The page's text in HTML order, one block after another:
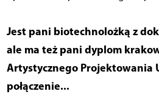
Jest pani biotechnolożką z
ale ma też pani dyplom
Artystycznego Projektowania
połączenie...